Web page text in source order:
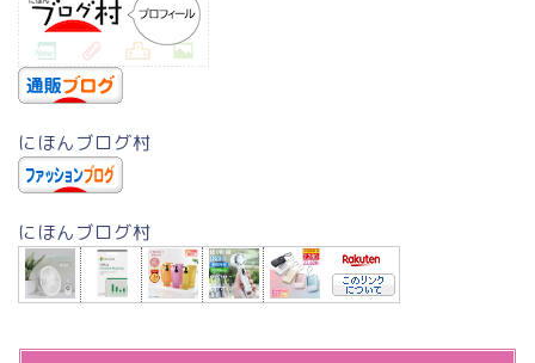
にほんブログ村
にほんブログ村